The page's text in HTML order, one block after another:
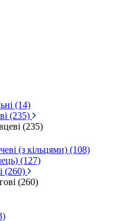
(14)
(235)
(235)
(з кільцями) (108)
(127)
(260)
(260)